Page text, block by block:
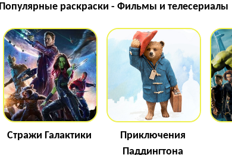
Популярные раскраски - Фильмы и телесериалы
Стражи Галактики
Приключения
Паддингтона